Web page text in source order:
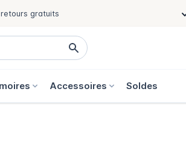
gratuits
Accessoires Soldes